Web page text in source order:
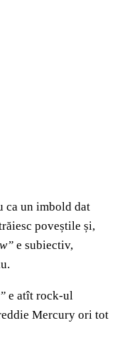
ca un imbold dat
poveștile și,
e subiectiv,
e atît rock-ul
Mercury ori tot